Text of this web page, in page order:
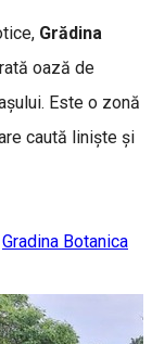
Grădina
oază de
Este o zonă
caută liniște și
Gradina Botanica